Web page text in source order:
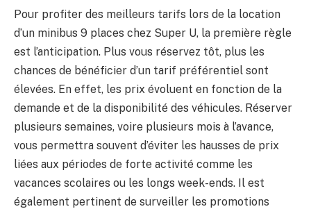
Pour profiter des meilleurs tarifs lors de la location
d’un minibus 9 places chez Super U, la première règle
est l’anticipation. Plus vous réservez tôt, plus les
chances de bénéficier d’un tarif préférentiel sont
élevées. En effet, les prix évoluent en fonction de la
demande et de la disponibilité des véhicules. Réserver
plusieurs semaines, voire plusieurs mois à l’avance,
vous permettra souvent d’éviter les hausses de prix
liées aux périodes de forte activité comme les
vacances scolaires ou les longs week-ends. Il est
également pertinent de surveiller les promotions